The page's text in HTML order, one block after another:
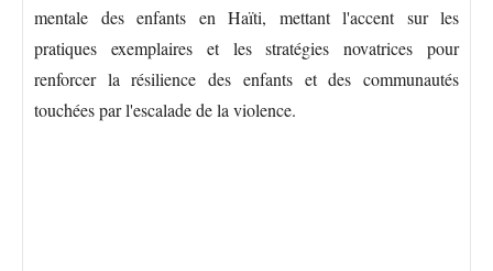
mentale des enfants en Haïti, mettant l'accent sur les
pratiques exemplaires et les stratégies novatrices pour
renforcer la résilience des enfants et des communautés
touchées par l'escalade de la violence.